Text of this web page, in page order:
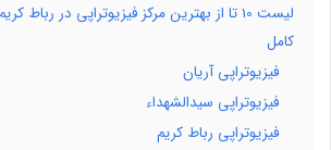
لیست 10 تا از بهترین مرکز فیزیوتراپی در
کامل
فیزیوتراپی آریان
فیزیوتراپی سیدالشهداء
فیزیوتراپی رباط کریم